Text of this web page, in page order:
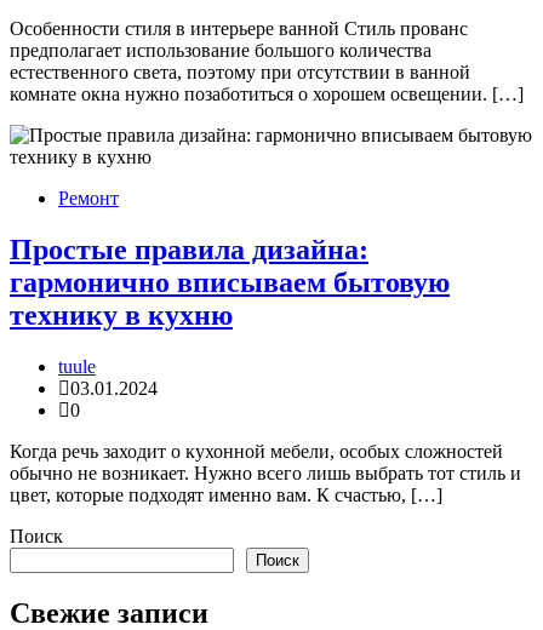
Особенности стиля в интерьере ванной Стиль прованс
предполагает использование большого количества
естественного света, поэтому при отсутствии в ванной
комнате окна нужно позаботиться о хорошем освещении. […]
Ремонт
Простые правила дизайна:
гармонично вписываем бытовую
технику в кухню
tuule
03.01.2024
0
Когда речь заходит о кухонной мебели, особых сложностей
обычно не возникает. Нужно всего лишь выбрать тот стиль и
цвет, которые подходят именно вам. К счастью, […]
Поиск
Поиск
Свежие записи